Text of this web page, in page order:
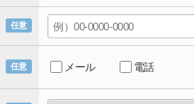
任意
任意 メール 電話